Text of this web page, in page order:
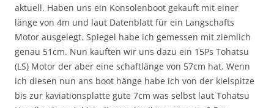
aktuell. Haben uns ein Konsolenboot gekauft mit einer
länge von 4m und laut Datenblatt für ein Langschafts
Motor ausgelegt. Spiegel habe ich gemessen mit ziemlich
genau 51cm. Nun kauften wir uns dazu ein 15Ps Tohatsu
(LS) Motor der aber eine schaftlänge von 57cm hat. Wenn
ich diesen nun ans boot hänge habe ich von der kielspitze
bis zur kaviationsplatte gute 7cm was selbst laut Tohatsu